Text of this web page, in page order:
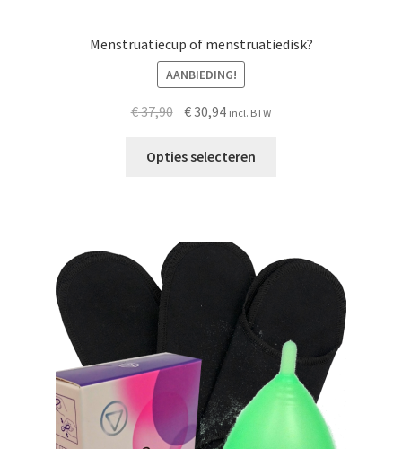
Menstruatiecup of menstruatiedisk?
AANBIEDING!
€37,90 Oorspronkelijke
was:
€30,94Huidige
is:
incl. BTW
Opties selecteren